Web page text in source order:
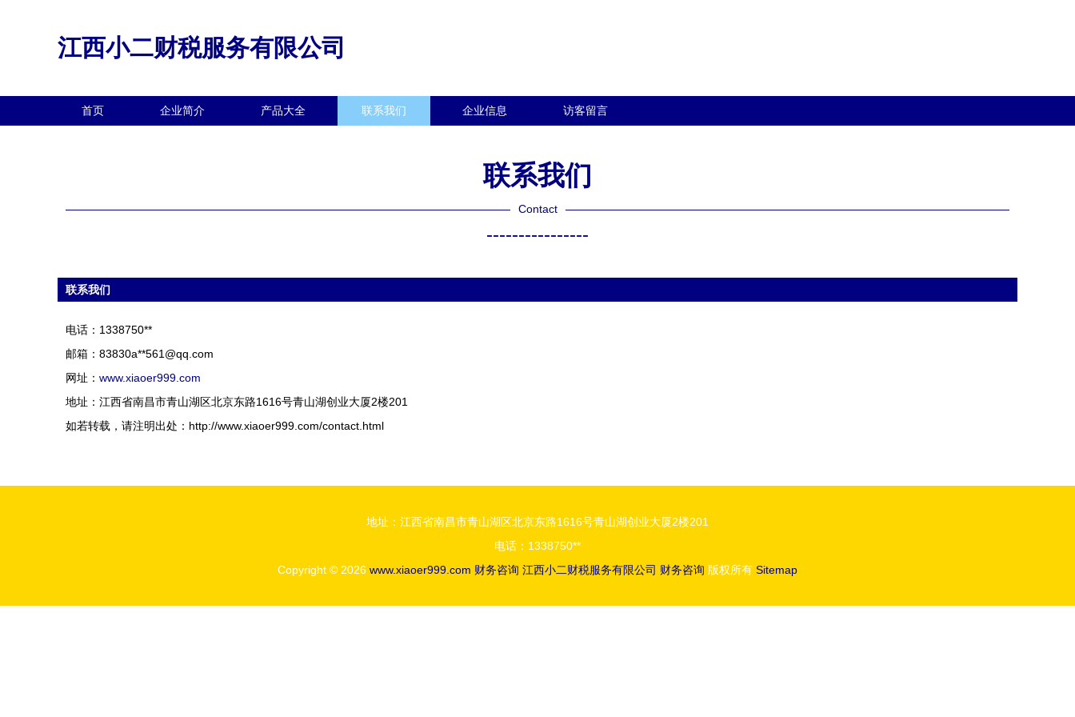
江西小二财税服务有限公司
首页 企业简介 产品大全 联系我们 企业信息 访客留言
联系我们
Contact
----------------
联系我们
电话：1338750**
邮箱：83830a**561@qq.com
网址： www.xiaoer999.com
地址：江西省南昌市青山湖区北京东路1616号青山湖创业大厦2楼201
如若转载，请注明出处：http://www.xiaoer999.com/contact.html
地址：江西省南昌市青山湖区北京东路1616号青山湖创业大厦2楼201
电话：1338750**
Copyright © 2026 www.xiaoer999.com 财务咨询 江西小二财税服务有限公司 财务咨询 版权所有 Sitemap